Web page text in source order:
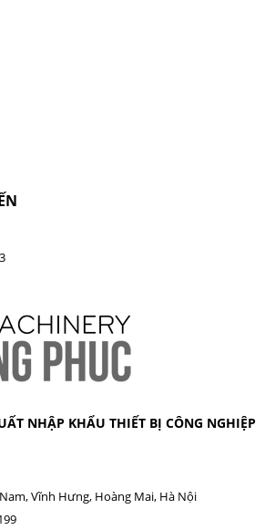
NHẬP KHẨU THIẾT BỊ CÔNG NGHIỆP
Vĩnh Hưng, Hoàng Mai, Hà Nội